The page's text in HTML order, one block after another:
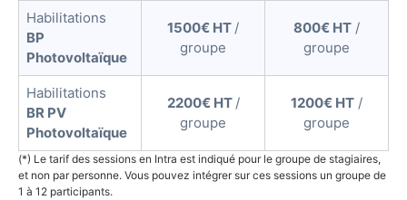
t
a
c
c
é
d
e
r
à
Habilitations
BP
Photovoltaïque
1500€ HT /
groupe
800€ HT /
groupe
Habilitations
BR PV
Photovoltaïque
2200€ HT /
groupe
1200€ HT /
groupe
(*) Le tarif des sessions en Intra est indiqué pour le groupe de stagiaires,
et non par personne. Vous pouvez intégrer sur ces sessions un groupe de
1 à 12 participants.